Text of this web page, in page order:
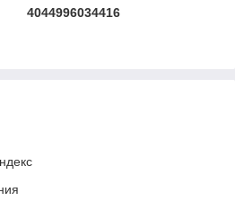
4044996034416